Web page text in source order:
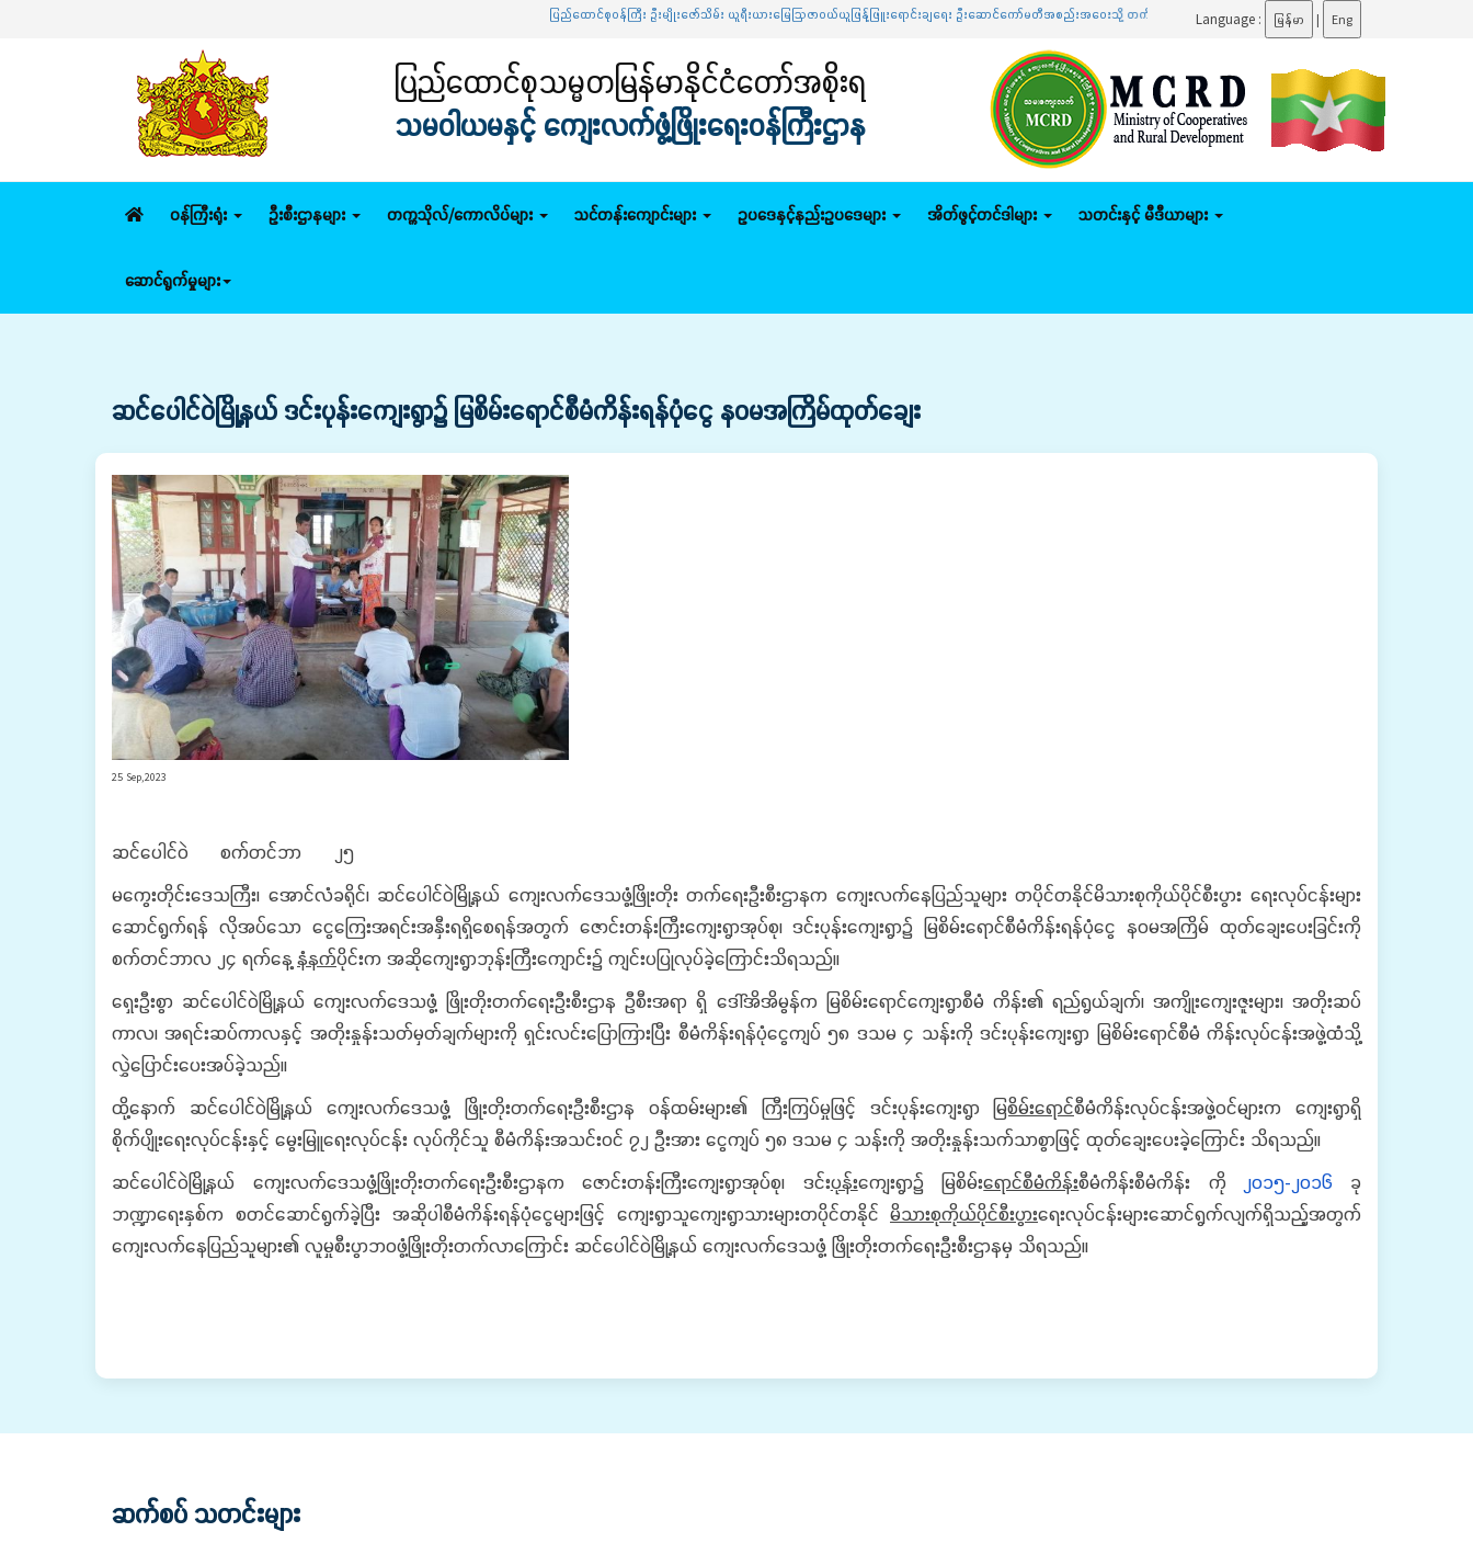
ပြည်ထောင်စုဝန်ကြီး ဦးမျိုးဇော်သိမ်း ယူရီးယားမြေဩဇာဝယ်ယူဖြန့်ဖြူးရောင်းချရေး ဦးဆောင်ကော်မတီအစည်းအဝေးသို့ တက်ရောက်....... ပြည်ထောင်စုဝန်ကြီး ဦးမျိုးဇော်သိမ်း နေပြည်တော်ကောင်စီန
Language : မြန်မာ | Eng
ပြည်ထောင်စုသမ္မတမြန်မာနိုင်ငံတော်အစိုးရ
သမဝါယမနှင့် ကျေးလက်ဖွံ့ဖြိုးရေးဝန်ကြီးဌာန
ဝန်ကြီးရုံး ဦးစီးဌာနများ တက္ကသိုလ်/ကောလိပ်များ သင်တန်းကျောင်းများ ဥပဒေနှင့်နည်းဥပဒေများ အိတ်ဖွင့်တင်ဒါများ သတင်းနှင့် မီဒီယာများ
ဆောင်ရွက်မှုများ
ဆင်ပေါင်ဝဲမြို့နယ် ဒင်းပုန်းကျေးရွာ၌ မြစိမ်းရောင်စီမံကိန်းရန်ပုံငွေ နဝမအကြိမ်ထုတ်ချေး
25 Sep,2023
ဆင်ပေါင်ဝဲ စက်တင်ဘာ ၂၅
မကွေးတိုင်းဒေသကြီး၊ အောင်လံခရိုင်၊ ဆင်ပေါင်ဝဲမြို့နယ် ကျေးလက်ဒေသဖွံ့ဖြိုးတိုး တက်ရေးဦးစီးဌာနက ကျေးလက်နေပြည်သူများ တပိုင်တနိုင်မိသားစုကိုယ်ပိုင်စီးပွား ရေးလုပ်ငန်းများ
ဆောင်ရွက်ရန် လိုအပ်သော ငွေကြေးအရင်းအနှီးရရှိစေရန်အတွက် ဇောင်းတန်းကြီးကျေးရွာအုပ်စု၊ ဒင်းပုန်းကျေးရွာ၌ မြစိမ်းရောင်စီမံကိန်းရန်ပုံငွေ နဝမအကြိမ် ထုတ်ချေးပေးခြင်းကို
စက်တင်ဘာလ ၂၄ ရက်နေ့ နံနက်ပိုင်းက အဆိုကျေးရွာဘုန်းကြီးကျောင်း၌ ကျင်းပပြုလုပ်ခဲ့ကြောင်းသိရသည်။
ရှေးဦးစွာ ဆင်ပေါင်ဝဲမြို့နယ် ကျေးလက်ဒေသဖွံ့ ဖြိုးတိုးတက်ရေးဦးစီးဌာန ဦစီးအရာ ရှိ ဒေါ်အိအိမွန်က မြစိမ်းရောင်‌ကျေးရွာစီမံ ကိန်း၏ ရည်ရွယ်ချက်၊ အကျိုးကျေးဇူးများ၊ အတိုးဆပ်
ကာလ၊ အရင်းဆပ်ကာလနှင့် အတိုးနှုန်းသတ်မှတ်ချက်များကို ရှင်းလင်းပြောကြားပြီး စီမံကိန်းရန်ပုံငွေကျပ် ၅၈ ဒသမ ၄ သန်းကို ဒင်းပုန်းကျေးရွာ မြစိမ်းရောင်စီမံ ကိန်းလုပ်ငန်းအဖွဲ့ထံသို့
လွှဲပြောင်းပေးအပ်ခဲ့သည်။
ထို့နောက် ဆင်ပေါင်ဝဲမြို့နယ် ကျေးလက်ဒေသဖွံ့ ဖြိုးတိုးတက်ရေးဦးစီးဌာန ဝန်ထမ်းများ၏ ကြီးကြပ်မှုဖြင့် ဒင်းပုန်းကျေးရွာ မြစိမ်းရောင်စီမံကိန်းလုပ်ငန်းအဖွဲ့ဝင်များက ကျေးရွာရှိ
စိုက်ပျိုးရေးလုပ်ငန်းနှင့် မွေးမြူရေးလုပ်ငန်း လုပ်ကိုင်သူ စီမံကိန်းအသင်းဝင် ၇၂ ဦးအား ငွေကျပ် ၅၈ ဒသမ ၄ သန်းကို အတိုးနှုန်းသက်သာစွာဖြင့် ထုတ်ချေးပေးခဲ့ကြောင်း သိရသည်။
ဆင်ပေါင်ဝဲမြို့နယ် ကျေးလက်ဒေသဖွံ့ဖြိုးတိုးတက်ရေးဦးစီးဌာနက ဇောင်းတန်းကြီးကျေးရွာအုပ်စု၊ ဒင်းပုန်းကျေးရွာ၌ မြစိမ်းရောင်စီမံကိန်းစီမံကိန်းစီမံကိန်း ကို ၂၀၁၅-၂၀၁၆ ခု
ဘဏ္ဍာရေးနှစ်က စတင်ဆောင်ရွက်ခဲ့ပြီး အဆိုပါစီမံကိန်းရန်ပုံငွေများဖြင့် ကျေးရွာသူကျေးရွာသားများတပိုင်တနိုင် မိသားစုကိုယ်ပိုင်စီးပွားရေးလုပ်ငန်းများဆောင်ရွက်လျက်ရှိသည့်အတွက်
ကျေးလက်နေပြည်သူများ၏ လူမှုစီးပွာဘဝဖွံ့ဖြိုးတိုးတက်လာကြောင်း ဆင်ပေါင်ဝဲမြို့နယ် ကျေးလက်ဒေသဖွံ့ ဖြိုးတိုးတက်ရေးဦးစီးဌာနမှ သိရသည်။
ဆက်စပ် သတင်းများ